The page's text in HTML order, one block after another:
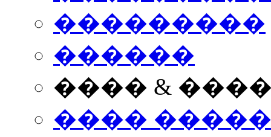
���������
������
���� &
����